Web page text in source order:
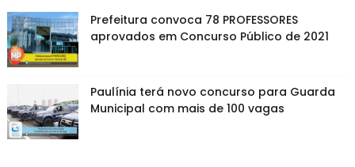
Prefeitura convoca 78 PROFESSORES
aprovados em Concurso Público de 2021
Paulínia terá novo concurso para Guarda
Municipal com mais de 100 vagas